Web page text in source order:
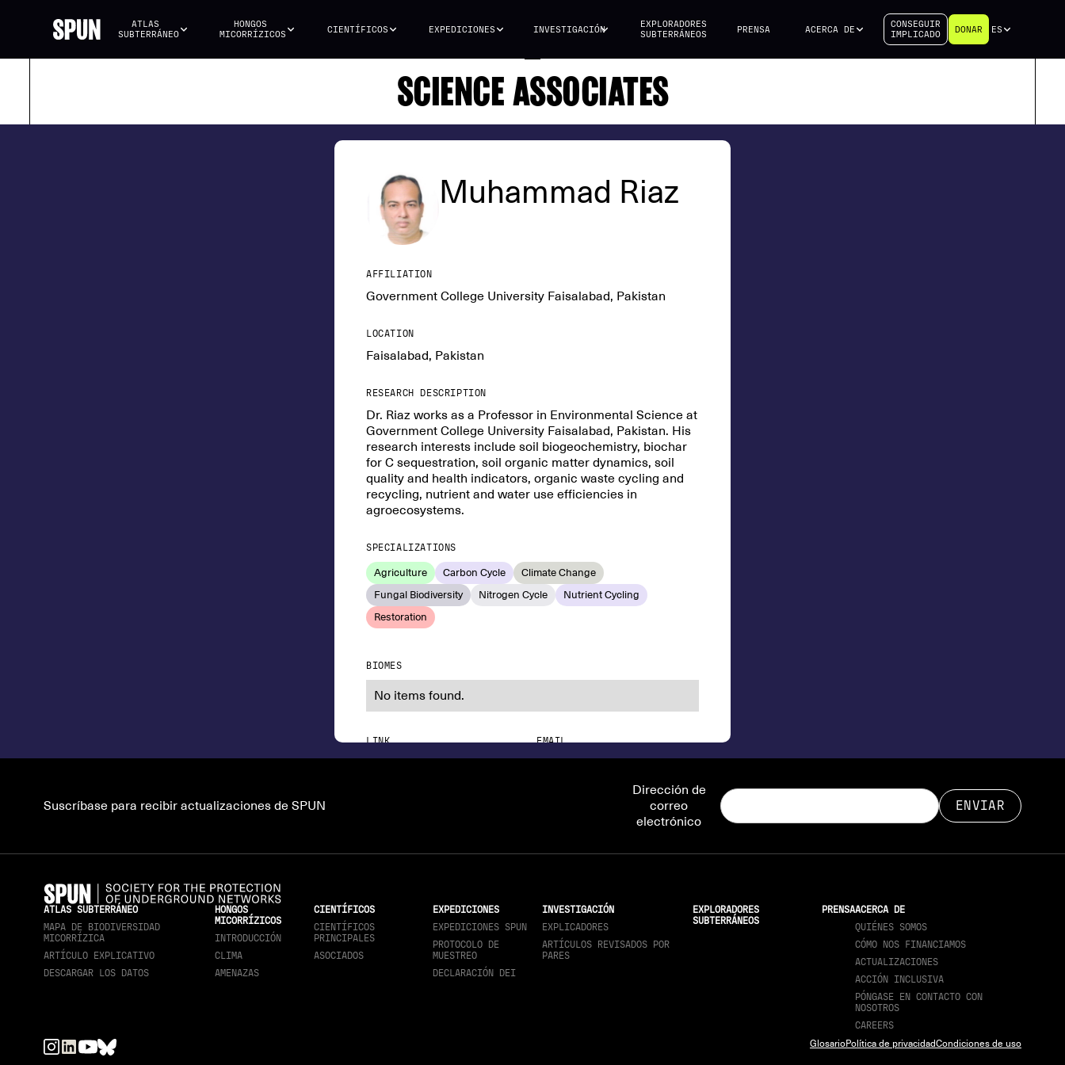
ATLAS
SUBTERRÁNEO
HONGOS
MICORRÍZICOS
CIENTÍFICOS EXPEDICIONES INVESTIGACIÓN
EXPLORADORES
SUBTERRÁNEOS
PRENSA ACERCA DE
CONSEGUIR
IMPLICADO
DONAR ES
SCIENCE ASSOCIATES
Muhammad Riaz
AFFILIATION
Government College University Faisalabad, Pakistan
LOCATION
Faisalabad, Pakistan
RESEARCH DESCRIPTION
Dr. Riaz works as a Professor in Environmental Science at
Government College University Faisalabad, Pakistan. His
research interests include soil biogeochemistry, biochar
for C sequestration, soil organic matter dynamics, soil
quality and health indicators, organic waste cycling and
recycling, nutrient and water use efficiencies in
agroecosystems.
SPECIALIZATIONS
Agriculture Carbon Cycle
Climate Change
Fungal Biodiversity
Nitrogen Cycle
Nutrient Cycling
Restoration
BIOMES
No items found.
LINK
https://orcid.org/0000-0001-8074-3063
EMAIL
muhammad.riaz@gcuf.edu.pk
Suscríbase para recibir actualizaciones de SPUN
Dirección de
correo
electrónico
ATLAS SUBTERRÁNEO
MAPA DE BIODIVERSIDAD
MICORRÍZICA
ARTÍCULO EXPLICATIVO
DESCARGAR LOS DATOS
HONGOS
MICORRÍZICOS
INTRODUCCIÓN
CLIMA
AMENAZAS
CIENTÍFICOS
CIENTÍFICOS
PRINCIPALES
ASOCIADOS
EXPEDICIONES
EXPEDICIONES SPUN
PROTOCOLO DE
MUESTREO
DECLARACIÓN DEI
INVESTIGACIÓN
EXPLICADORES
ARTÍCULOS REVISADOS POR
PARES
EXPLORADORES
SUBTERRÁNEOS
PRENSAACERCA DE
QUIÉNES SOMOS
CÓMO NOS FINANCIAMOS
ACTUALIZACIONES
ACCIÓN INCLUSIVA
PÓNGASE EN CONTACTO CON
NOSOTROS
CAREERS
GlosarioPolítica de privacidadCondiciones de uso